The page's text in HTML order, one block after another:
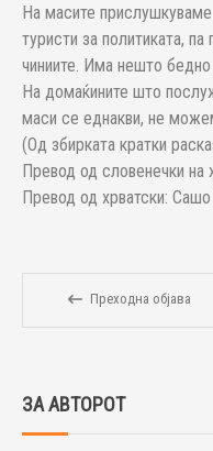
На масите
туристи за политиката,
чиниите. Има нешто
На домаќините што
маси се еднакви, не
(Од збирката кратки
Превод од словенечки
Превод од хрватски: Сашо
Преходна објава
ЗА АВТОРОТ